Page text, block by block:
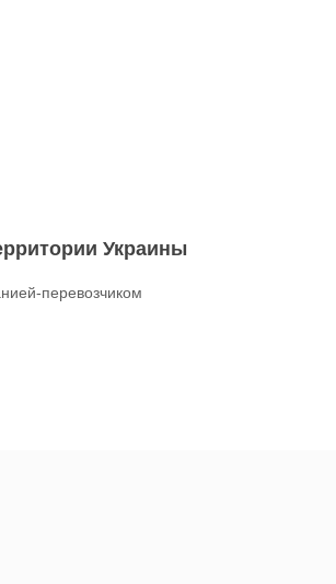
Украины
перевозчиком